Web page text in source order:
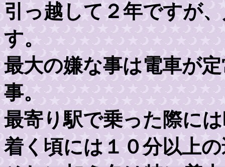
引っ越して２年ですが
す。
最大の嫌な事は電車が
事。
最寄り駅で乗った際に
着く頃には１０分以上